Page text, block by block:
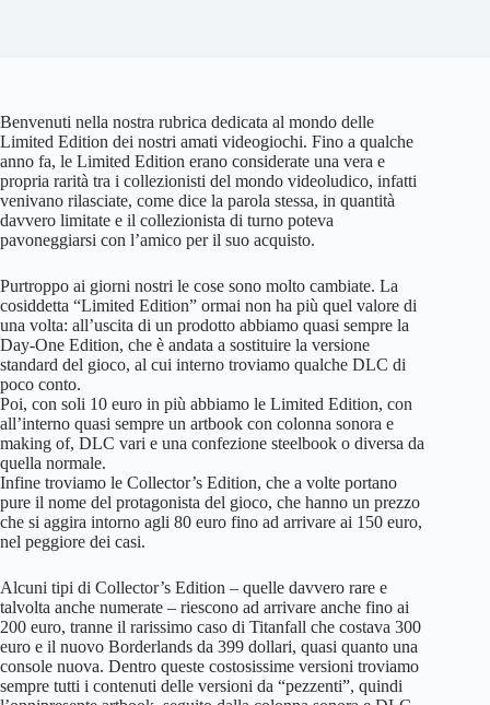
Benvenuti nella nostra rubrica dedicata al mondo delle
Limited Edition dei nostri amati videogiochi. Fino a qualche
anno fa, le Limited Edition erano considerate una vera e
propria rarità tra i collezionisti del mondo videoludico, infatti
venivano rilasciate, come dice la parola stessa, in quantità
davvero limitate e il collezionista di turno poteva
pavoneggiarsi con l’amico per il suo acquisto.
Purtroppo ai giorni nostri le cose sono molto cambiate. La
cosiddetta “Limited Edition” ormai non ha più quel valore di
una volta: all’uscita di un prodotto abbiamo quasi sempre la
Day-One Edition, che è andata a sostituire la versione
standard del gioco, al cui interno troviamo qualche DLC di
poco conto.
Poi, con soli 10 euro in più abbiamo le Limited Edition, con
all’interno quasi sempre un artbook con colonna sonora e
making of, DLC vari e una confezione steelbook o diversa da
quella normale.
Infine troviamo le Collector’s Edition, che a volte portano
pure il nome del protagonista del gioco, che hanno un prezzo
che si aggira intorno agli 80 euro fino ad arrivare ai 150 euro,
nel peggiore dei casi.
Alcuni tipi di Collector’s Edition – quelle davvero rare e
talvolta anche numerate – riescono ad arrivare anche fino ai
200 euro, tranne il rarissimo caso di Titanfall che costava 300
euro e il nuovo Borderlands da 399 dollari, quasi quanto una
console nuova. Dentro queste costosissime versioni troviamo
sempre tutti i contenuti delle versioni da “pezzenti”, quindi